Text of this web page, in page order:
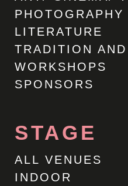
LITERATURE
TRADITION
WORKSHOPS
SPONSORS
STAGE
ALL VENUES
INDOOR